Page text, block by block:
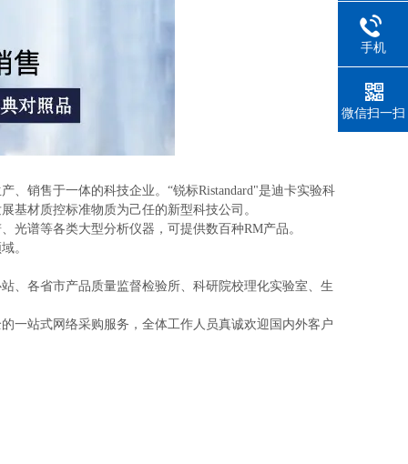
、销售于一体的科技企业。“锐标Ristandard"是迪卡实验科
基材质控标准物质为己任的新型科技公司。
光谱等各类大型分析仪器，可提供数百种RM产品。
。
、各省市产品质量监督检验所、科研院校理化实验室、生
一站式网络采购服务，全体工作人员真诚欢迎国内外客户
手机
微信扫一扫